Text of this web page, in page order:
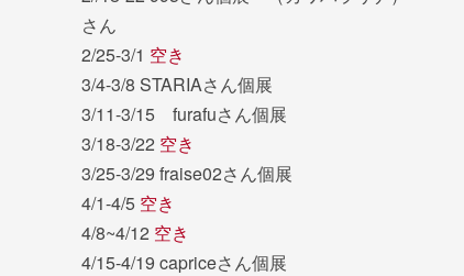
さん
2/25-3/1 空き
3/4-3/8 STARIAさん個展
3/11-3/15 furafuさん個展
3/18-3/22 空き
3/25-3/29 fraise02さん個展
4/1-4/5 空き
4/8~4/12 空き
4/15-4/19 capriceさん個展